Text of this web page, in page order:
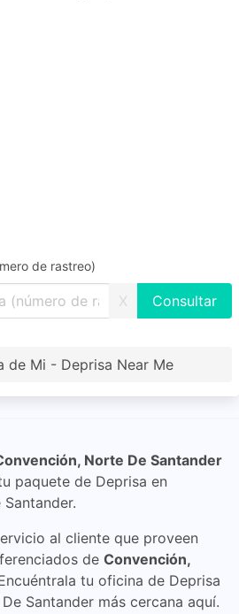
de rastreo)
X
de Mi - Deprisa Near Me
Norte De Santander
paquete de Deprisa en
al cliente que proveen
de Convención,
tu oficina de Deprisa
Santander más cercana aquí.